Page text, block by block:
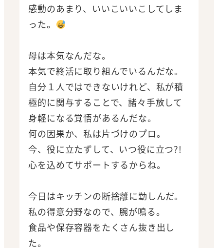
感動のあまり、いいこいいこしてしま
った。
母は本気なんだな。
本気で終活に取り組んでいるんだな。
自分１人ではできないけれど、私が積
極的に関与することで、諸々手放して
身軽になる覚悟があるんだな。
何の因果か、私は片づけのプロ。
今、役に立たずして、いつ役に立つ?!
心を込めてサポートするからね。
今日はキッチンの断捨離に勤しんだ。
私の得意分野なので、腕が鳴る。
食品や保存容器をたくさん抜き出し
た。